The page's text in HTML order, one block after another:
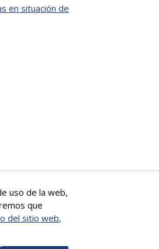
en situación de
uso de la web,
que
del sitio web,